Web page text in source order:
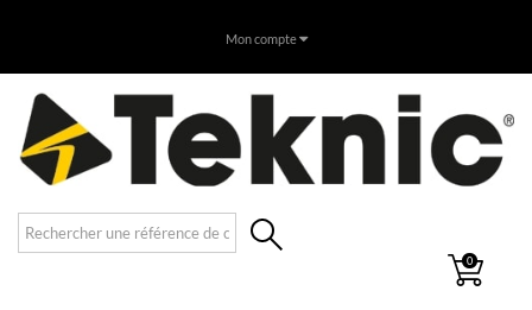
Mon compte
0